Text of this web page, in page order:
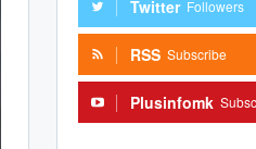
Twitter Followers
RSS Subscribe
Plusinfomk